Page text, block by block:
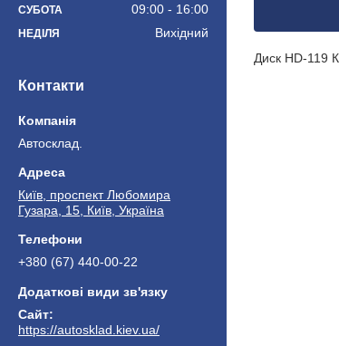
СУБОТА 09:00 16:00
НЕДІЛЯ Вихідний
Контакти
Автосклад.
Київ, проспект Любомира
Гузара, 15, Київ, Україна
+380 (67) 440-00-22
https://autosklad.kiev.ua/
Диск HD-119